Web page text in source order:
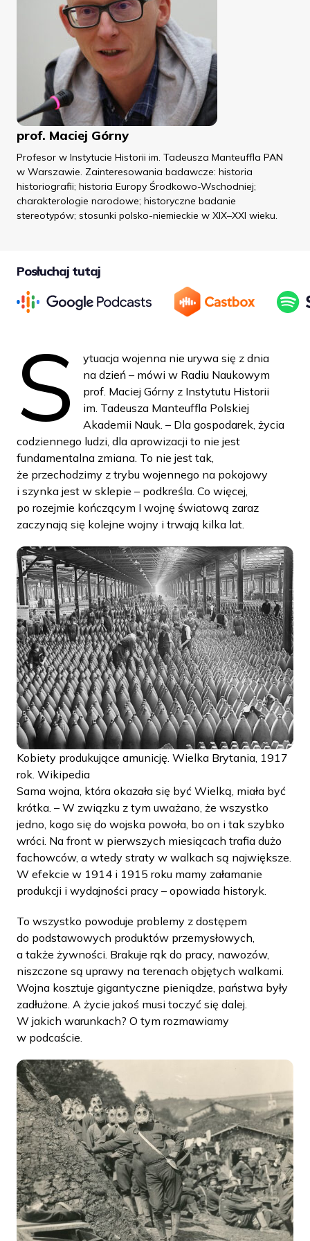
prof. Maciej Górny
Profesor w Instytucie Historii im. Tadeusza Manteuffla PAN
w Warszawie. Zainteresowania badawcze: historia
historiografii; historia Europy Środkowo-Wschodniej;
charakterologie narodowe; historyczne badanie
stereotypów; stosunki polsko-niemieckie w XIX–XXI wieku.
Posłuchaj tutaj
S
ytuacja wojenna nie urywa się z dnia
na dzień – mówi w Radiu Naukowym
prof. Maciej Górny z Instytutu Historii
im. Tadeusza Manteuffla Polskiej
Akademii Nauk. – Dla gospodarek, życia
codziennego ludzi, dla aprowizacji to nie jest
fundamentalna zmiana. To nie jest tak,
że przechodzimy z trybu wojennego na pokojowy
i szynka jest w sklepie – podkreśla. Co więcej,
po rozejmie kończącym I wojnę światową zaraz
zaczynają się kolejne wojny i trwają kilka lat.
Kobiety produkujące amunicję. Wielka Brytania, 1917
rok. Wikipedia
Sama wojna, która okazała się być Wielką, miała być
krótka. – W związku z tym uważano, że wszystko
jedno, kogo się do wojska powoła, bo on i tak szybko
wróci. Na front w pierwszych miesiącach trafia dużo
fachowców, a wtedy straty w walkach są największe.
W efekcie w 1914 i 1915 roku mamy załamanie
produkcji i wydajności pracy – opowiada historyk.
To wszystko powoduje problemy z dostępem
do podstawowych produktów przemysłowych,
a także żywności. Brakuje rąk do pracy, nawozów,
niszczone są uprawy na terenach objętych walkami.
Wojna kosztuje gigantyczne pieniądze, państwa były
zadłużone. A życie jakoś musi toczyć się dalej.
W jakich warunkach? O tym rozmawiamy
w podcaście.